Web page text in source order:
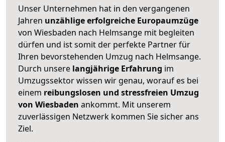
Unser Unternehmen hat in den vergangenen
Jahren unzählige erfolgreiche Europaumzüge
von Wiesbaden nach Helmsange mit begleiten
dürfen und ist somit der perfekte Partner für
Ihren bevorstehenden Umzug nach Helmsange.
Durch unsere langjährige Erfahrung im
Umzugssektor wissen wir genau, worauf es bei
einem reibungslosen und stressfreien Umzug
von Wiesbaden ankommt. Mit unserem
zuverlässigen Netzwerk kommen Sie sicher ans
Ziel.